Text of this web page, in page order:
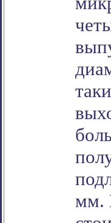
мм.